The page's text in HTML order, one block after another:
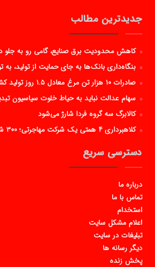
جدیدترین مطالب
کاهش محدودیت برق صنایع، گامی رو به جلو
بنگاه‌داری بانک‌ها به جای حمایت از تولید، به
صادرات ۱۰ هزار تن مرغ معادل ۱.۵ روز تولید کشور است
سهام عدالت نباید به حیاط خلوت سیاسیون
کالابرگ سه گروه فردا شارژ می‌شود
کلاهبرداری ۴ همتی یک شرکت مهاجرتی؛ ۳۰۰ شاکی تاکنون
دسترسی سریع
درباره ما
تماس با ما
استخدام
اعلام مشکل سایت
تبلیغات در سایت
دیگر رسانه ها
پخش زنده